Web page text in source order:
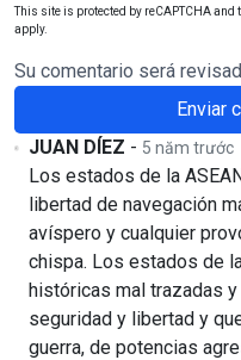
This site is protected by reCAPTCHA and
apply.
Su comentario será
Enviar
JUAN DÍEZ - 5 năm trước
Los estados de la
libertad de navegación
avíspero y cualquier
chispa. Los estados de
históricas mal trazadas
seguridad y libertad y
guerra, de potencias